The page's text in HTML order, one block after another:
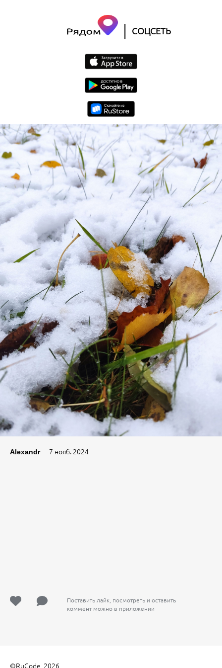
| СОЦСЕТЬ
Alexandr7 нояб. 2024
Поставить лайк, посмотреть и оставить
коммент можно в приложении
©RuCode , 2026